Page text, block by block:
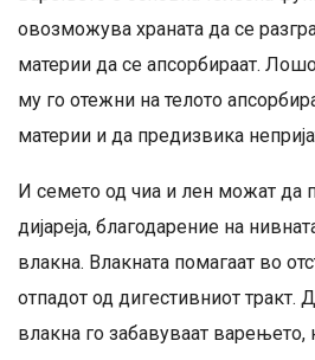
овозможува храната да се
материи да се апсорбираат.
му го отежни на телото
материи и да предизвика
И семето од чиа и лен можат да
дијареја, благодарение на
влакна. Влакната помагаат во
отпадот од дигестивниот тракт.
влакна го забавуваат варењето,